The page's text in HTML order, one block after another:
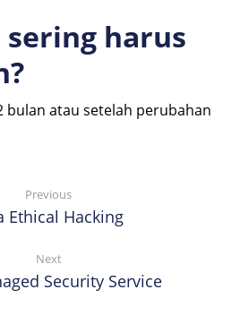
sering harus
bulan atau setelah perubahan
Previous
Ethical Hacking
Next
Security Service